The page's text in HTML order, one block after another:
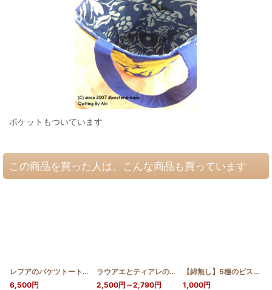
ポケットもついています
この商品を買った人は、こんな商品も買っています
レフアのバケツトート
[HQB_BTOTE_LEF ]
6,500円
ラウアエとティアレのワイヤー口金ポーチ12cm [
2,500円 ～2,790円
【綿無し】5種のビスコーニュ型ピンクッション 1個づつ作れるセット（カラーお任せタイプ）
1,000円